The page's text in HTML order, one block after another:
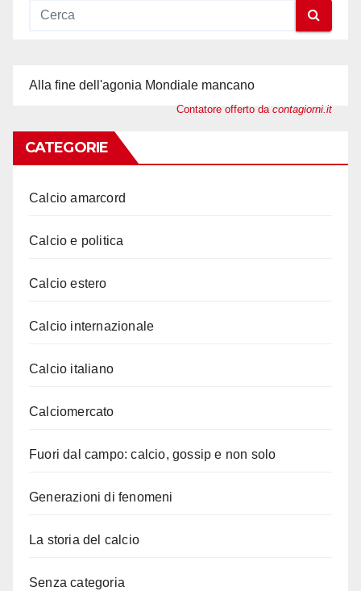
Alla fine dell'agonia Mondiale mancano
Contatore offerto da contagiorni.it
CATEGORIE
Calcio amarcord
Calcio e politica
Calcio estero
Calcio internazionale
Calcio italiano
Calciomercato
Fuori dal campo: calcio, gossip e non solo
Generazioni di fenomeni
La storia del calcio
Senza categoria